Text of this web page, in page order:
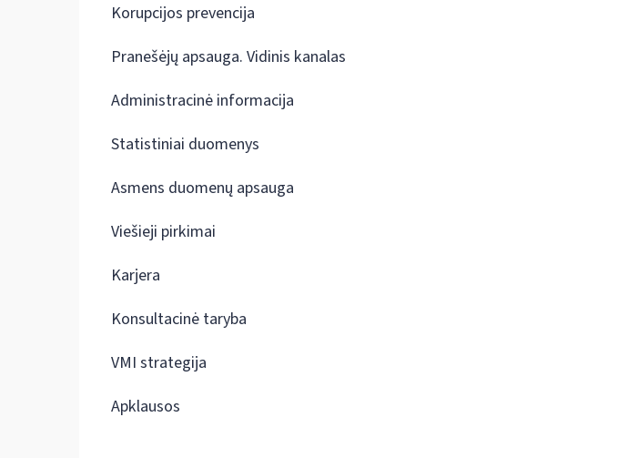
Korupcijos prevencija
Pranešėjų apsauga. Vidinis kanalas
Administracinė informacija
Statistiniai duomenys
Asmens duomenų apsauga
Viešieji pirkimai
Karjera
Konsultacinė taryba
VMI strategija
Apklausos